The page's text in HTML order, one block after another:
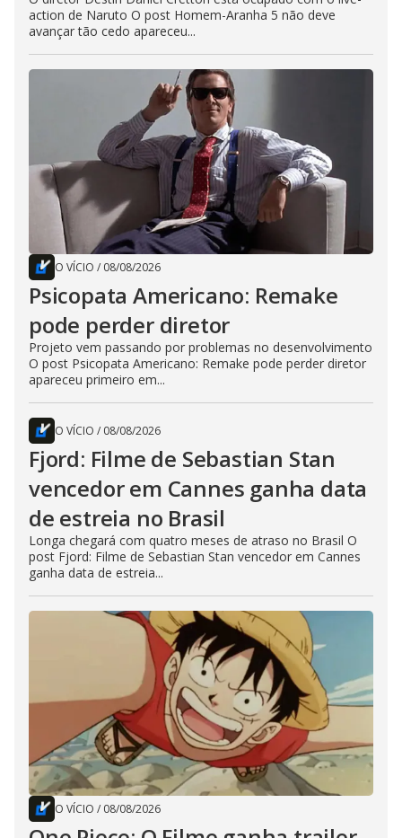
action de Naruto O post Homem-Aranha 5 não deve
avançar tão cedo apareceu...
O VÍCIO / 08/08/2026
Psicopata Americano: Remake
pode perder diretor
Projeto vem passando por problemas no desenvolvimento
O post Psicopata Americano: Remake pode perder diretor
apareceu primeiro em...
O VÍCIO / 08/08/2026
Fjord: Filme de Sebastian Stan
vencedor em Cannes ganha data
de estreia no Brasil
Longa chegará com quatro meses de atraso no Brasil O
post Fjord: Filme de Sebastian Stan vencedor em Cannes
ganha data de estreia...
O VÍCIO / 08/08/2026